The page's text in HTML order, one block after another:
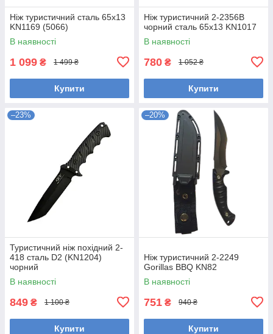
Ніж туристичний сталь 65х13
KN1169 (5066)
В наявності
1 099 ₴ 1 499 ₴
Купити
Ніж туристичний 2-2356В
чорний сталь 65х13 KN1017
В наявності
780 ₴ 1 052 ₴
Купити
–23%
Туристичний ніж похідний 2-
418 сталь D2 (KN1204)
чорний
В наявності
849 ₴ 1 100 ₴
Купити
–20%
Ніж туристичний 2-2249
Gorillas BBQ KN82
В наявності
751 ₴ 940 ₴
Купити